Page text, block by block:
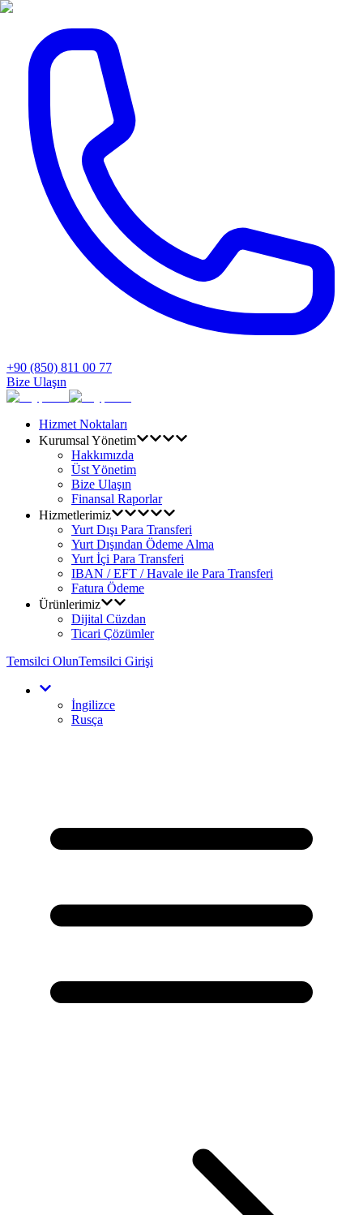
+90 (850) 811 00 77
Bize Ulaşın
Hizmet Noktaları
Kurumsal Yönetim
Hakkımızda
Üst Yönetim
Bize Ulaşın
Finansal Raporlar
Hizmetlerimiz
Yurt Dışı Para Transferi
Yurt Dışından Ödeme Alma
Yurt İçi Para Transferi
IBAN / EFT / Havale ile Para Transferi
Fatura Ödeme
Ürünlerimiz
Dijital Cüzdan
Ticari Çözümler
Temsilci OlunTemsilci Girişi
İngilizce
Rusça